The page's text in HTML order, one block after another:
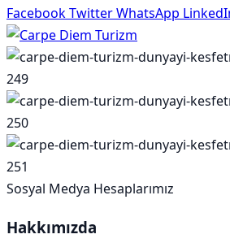
FacebookTwitterWhatsApp
Sosyal Medya Hesaplarımız
Hakkımızda